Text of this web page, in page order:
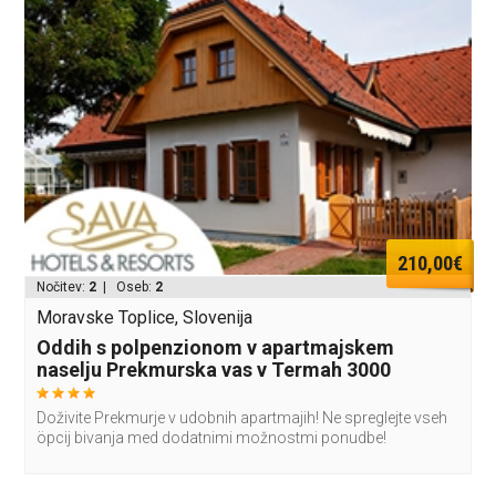
210,00€
Nočitev: 2 | Oseb: 2
Moravske Toplice, Slovenija
Oddih s polpenzionom v apartmajskem
naselju Prekmurska vas v Termah 3000
Doživite Prekmurje v udobnih apartmajih! Ne spreglejte vseh
öpcij bivanja med dodatnimi možnostmi ponudbe!